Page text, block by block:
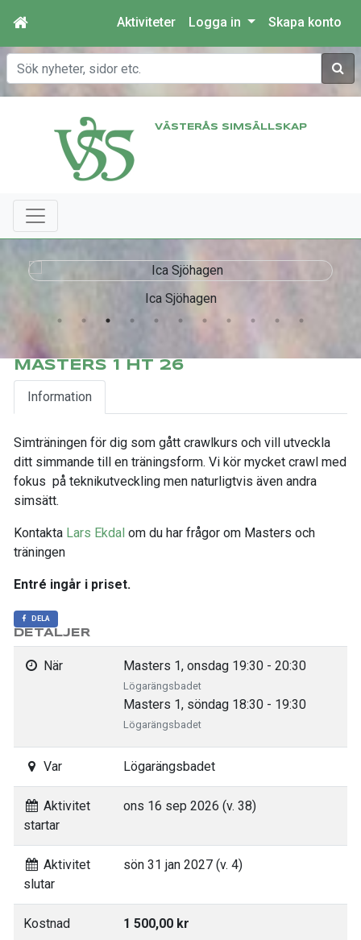
Aktiviteter Logga in Skapa konto
Sök
VÄSTERÅS SIMSÄLLSKAP
Ica Sjöhagen
MASTERS 1 HT 26
Information
Simträningen för dig som gått crawlkurs och vill utveckla
ditt simmande till en träningsform. Vi kör mycket crawl med
fokus på teknikutveckling men naturligtvis även andra
simsätt.
Kontakta Lars Ekdal om du har frågor om Masters och
träningen
Entré ingår i priset.
DELA
DETALJER
När Masters 1, onsdag 19:30 - 20:30
Lögarängsbadet
Masters 1, söndag 18:30 - 19:30
Lögarängsbadet
Var Lögarängsbadet
Aktivitet
startar
ons 16 sep 2026 (v. 38)
Aktivitet
slutar
sön 31 jan 2027 (v. 4)
Kostnad 1 500,00 kr